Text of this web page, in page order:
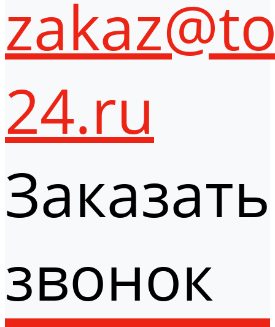
24.ru
Заказать
звонок